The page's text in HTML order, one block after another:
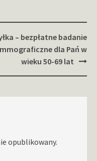
– bezpłatne badanie
dla Pań w
wieku 50-69 lat
opublikowany.